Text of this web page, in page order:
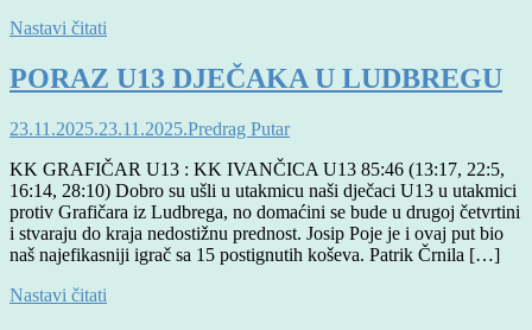
Nastavi čitati
PORAZ U13 DJEČAKA U LUDBREGU
23.11.2025.23.11.2025.Predrag Putar
KK GRAFIČAR U13 : KK IVANČICA U13 85:46 (13:17, 22:5,
16:14, 28:10) Dobro su ušli u utakmicu naši dječaci U13 u utakmici
protiv Grafičara iz Ludbrega, no domaćini se bude u drugoj četvrtini
i stvaraju do kraja nedostižnu prednost. Josip Poje je i ovaj put bio
naš najefikasniji igrač sa 15 postignutih koševa. Patrik Črnila […]
Nastavi čitati